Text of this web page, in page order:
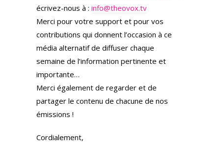
écrivez-nous à : info@theovox.tv
Merci pour votre support et pour vos
contributions qui donnent l’occasion à ce
média alternatif de diffuser chaque
semaine de l’information pertinente et
importante…
Merci également de regarder et de
partager le contenu de chacune de nos
émissions !
Cordialement,